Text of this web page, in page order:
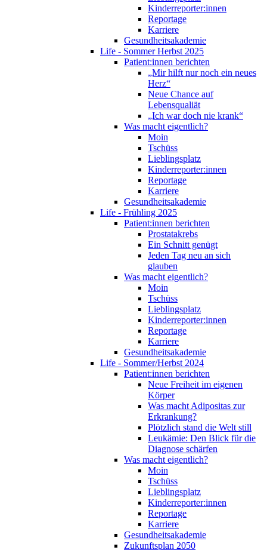
Kinderreporter:innen
Reportage
Karriere
Gesundheitsakademie
Life - Sommer Herbst 2025
Patient:innen berichten
„Mir hilft nur noch ein neues
Herz“
Neue Chance auf
Lebensqualiät
„Ich war doch nie krank“
Was macht eigentlich?
Moin
Tschüss
Lieblingsplatz
Kinderreporter:innen
Reportage
Karriere
Gesundheitsakademie
Life - Frühling 2025
Patient:innen berichten
Prostatakrebs
Ein Schnitt genügt
Jeden Tag neu an sich
glauben
Was macht eigentlich?
Moin
Tschüss
Lieblingsplatz
Kinderreporter:innen
Reportage
Karriere
Gesundheitsakademie
Life - Sommer/Herbst 2024
Patient:innen berichten
Neue Freiheit im eigenen
Körper
Was macht Adipositas zur
Erkrankung?
Plötzlich stand die Welt still
Leukämie: Den Blick für die
Diagnose schärfen
Was macht eigentlich?
Moin
Tschüss
Lieblingsplatz
Kinderreporter:innen
Reportage
Karriere
Gesundheitsakademie
Zukunftsplan 2050